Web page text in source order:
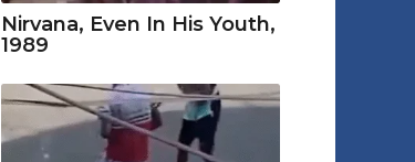
Nirvana, Even In His Youth,
1989